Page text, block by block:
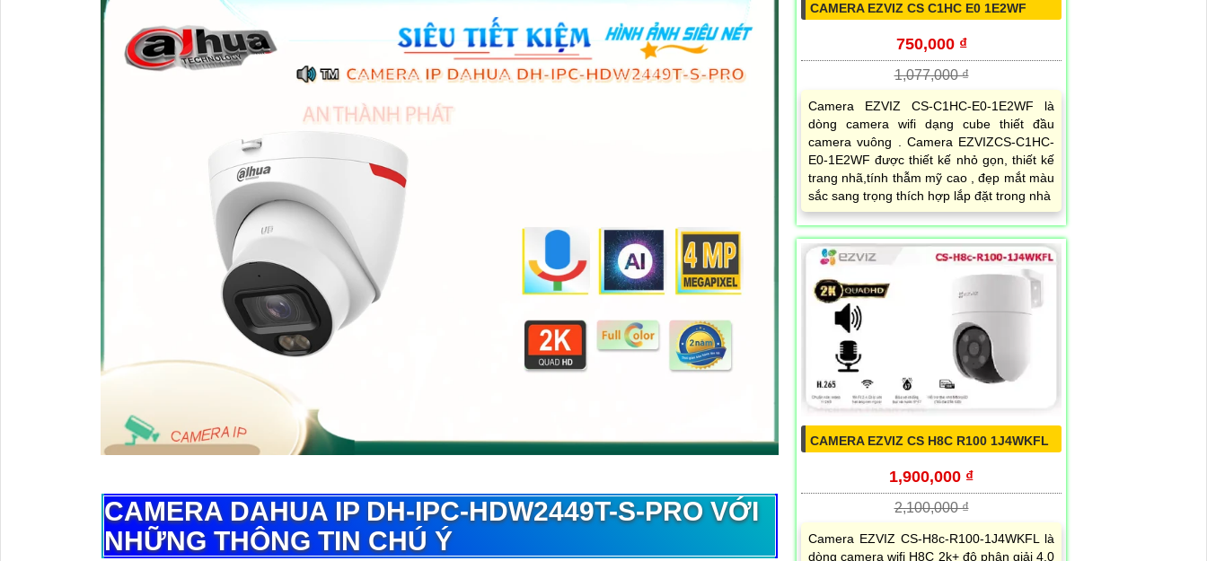
CAMERA DAHUA IPDH-IPC-HDW2449T-S-PROVỚI
NHỮNG THÔNG TIN CHÚ Ý
CAMERA EZVIZ CS C1HC E0 1E2WF
750,000 ₫
1,077,000 ₫
Camera EZVIZ CS-C1HC-E0-1E2WF là
dòng camera wifi dạng cube thiết đầu
camera vuông . Camera EZVIZCS-C1HC-
E0-1E2WF được thiết kế nhỏ gọn, thiết kế
trang nhã,tính thẫm mỹ cao , đẹp mắt màu
sắc sang trọng thích hợp lắp đặt trong nhà
CAMERA EZVIZ CS H8C R100 1J4WKFL
1,900,000 ₫
2,100,000 ₫
Camera EZVIZ CS-H8c-R100-1J4WKFL là
dòng camera wifi H8C 2k+ độ phân giải 4.0